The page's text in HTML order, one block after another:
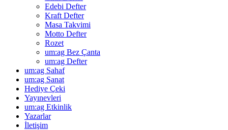
Edebi Defter
Kraft Defter
Masa Takvimi
Motto Defter
Rozet
um:ag Bez Çanta
um:ag Defter
um:ag Sahaf
um:ag Sanat
Hediye Çeki
Yayınevleri
um:ag Etkinlik
Yazarlar
İletişim